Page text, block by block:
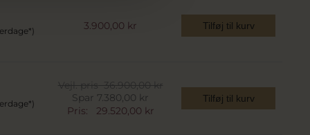
3.900,00 kr Tilføj til kurv
Vejl. pris36.900,00 kr
Spar 7.380,00 kr
Pris:
29.520,00 kr
Tilføj til kurv